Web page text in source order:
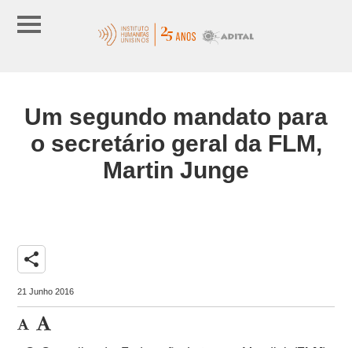
Um segundo mandato para
o secretário geral da FLM,
Martin Junge
share
21 Junho 2016